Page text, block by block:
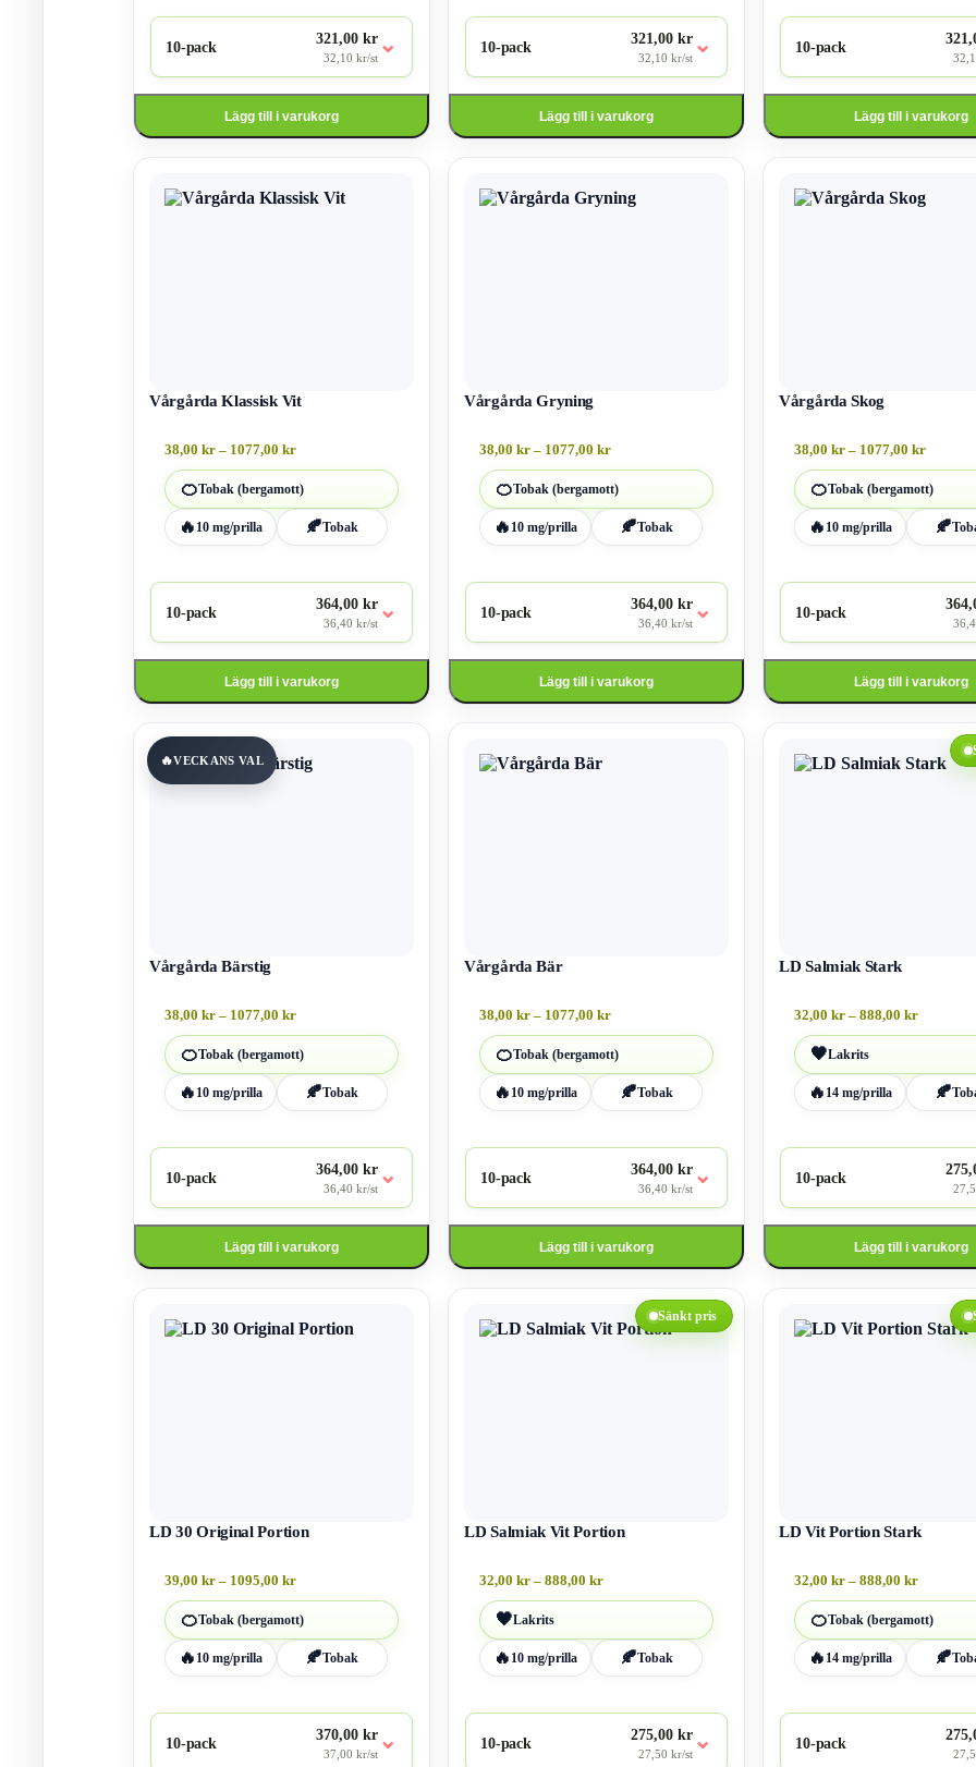
10-pack
321,00 kr
32,10 kr/st ⌄
Lägg till i varukorg
10-pack
321,00 kr
32,10 kr/st ⌄
Lägg till i varukorg
10-pack
Lägg till i varukorg
Vårgårda Klassisk Vit
38,00 kr – 1077,00 krPrisintervall:
38,00 kr
till
1077,00 kr
🍊Tobak (bergamott)
🔥 10 mg/prilla 🍂Tobak
10-pack
364,00 kr
36,40 kr/st ⌄
Lägg till i varukorg
produkten
produktsidan
Vårgårda Gryning
38,00 kr – 1077,00 krPrisintervall:
38,00 kr
till
1077,00 kr
🍊Tobak (bergamott)
🔥 10 mg/prilla 🍂Tobak
10-pack
364,00 kr
36,40 kr/st ⌄
Lägg till i varukorg
produkten
produktsidan
Vårgårda Skog
38,00 kr – 1077,00 kr
38,00 kr
till
1077,00
🍊Tobak (bergamott)
🔥 10 mg/prilla 🍂
10-pack
Lägg till i varukorg
produkten
produktsidan
VECKANS VAL
Vårgårda Bärstig
38,00 kr – 1077,00 krPrisintervall:
38,00 kr
till
1077,00 kr
🍊Tobak (bergamott)
🔥 10 mg/prilla 🍂Tobak
10-pack
364,00 kr
36,40 kr/st ⌄
Lägg till i varukorg
här
produkten
produktsidan
Vårgårda Bär
38,00 kr – 1077,00 krPrisintervall:
38,00 kr
till
1077,00 kr
🍊Tobak (bergamott)
🔥 10 mg/prilla 🍂Tobak
10-pack
364,00 kr
36,40 kr/st ⌄
Lägg till i varukorg
produkten
produktsidan
LD Salmiak Stark
32,00 kr – 888,00 kr
32,00 kr
🖤Lakrits
🔥 14 mg/prilla 🍂
10-pack
Lägg till i varukorg
produkten
produktsidan
LD 30 Original Portion
39,00 kr – 1095,00 krPrisintervall:
39,00 kr
till
1095,00 kr
🍊Tobak (bergamott)
🔥 10 mg/prilla 🍂Tobak
10-pack
370,00 kr
37,00 kr/st ⌄
produkten
produktsidan
Sänkt pris
LD Salmiak Vit Portion
32,00 kr – 888,00 krPrisintervall:
32,00 kr
🖤Lakrits
🔥 10 mg/prilla 🍂Tobak
10-pack
275,00 kr
27,50 kr/st ⌄
produkten
produktsidan
LD Vit Portion Stark
32,00 kr – 888,00 kr
32,00 kr
till
888,00 kr
🍊Tobak (bergamott)
🔥 14 mg/prilla 🍂
10-pack
produkten
produktsidan